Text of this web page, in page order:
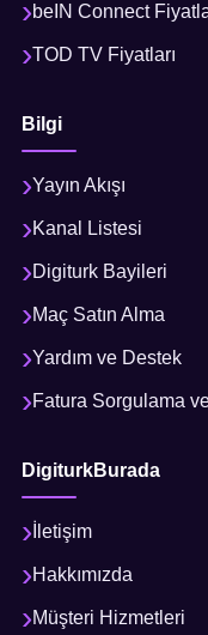
beIN Connect
TOD TV Fiyatları
Bilgi
Yayın Akışı
Kanal Listesi
Digiturk Bayileri
Maç Satın Alma
Yardım ve Destek
Fatura Sorgulama
DigiturkBurada
İletişim
Hakkımızda
Müşteri Hizmetleri